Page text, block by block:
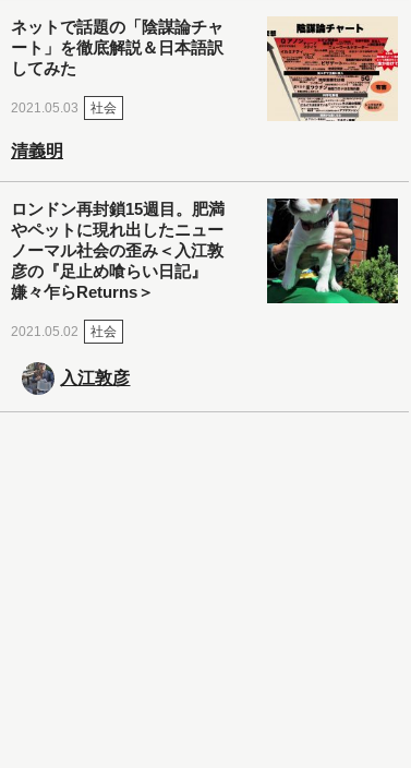
ネットで話題の「陰謀論チャ
ート」を徹底解説＆日本語訳
してみた
2021.05.03 社会
清義明
ロンドン再封鎖15週目。肥満
やペットに現れ出したニュー
ノーマル社会の歪み＜入江敦
彦の『足止め喰らい日記』
嫌々乍らReturns＞
2021.05.02 社会
入江敦彦